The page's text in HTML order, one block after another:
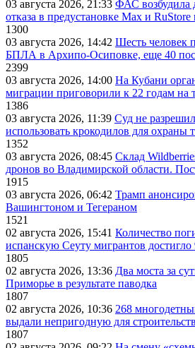
03 августа 2026, 21:33 ФАС возбудила
отказа в предустановке Max и RuStore
1300
03 августа 2026, 14:42 Шесть человек
БПЛА в Архипо-Осиповке, еще 40
2399
03 августа 2026, 14:00 На Кубани
миграции приговорили к 22 годам на
1386
03 августа 2026, 11:39 Суд не
использовать крокодилов для охраны
1352
03 августа 2026, 08:45 Склад
дронов во Владимирской области.
1915
03 августа 2026, 06:42 Трамп
Вашингтоном и Тегераном
1521
02 августа 2026, 15:41 Количество
испанскую Сеуту мигрантов достигло
1805
02 августа 2026, 13:36 Два моста за
Приморье в результате паводка
1807
02 августа 2026, 10:36 268
выдали непригодную для
1807